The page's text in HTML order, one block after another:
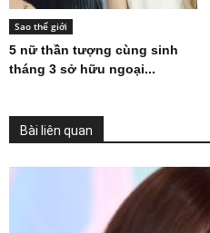
Sao thế giới
5 nữ thần tượng cùng sinh
tháng 3 sở hữu ngoại...
Bài liên quan